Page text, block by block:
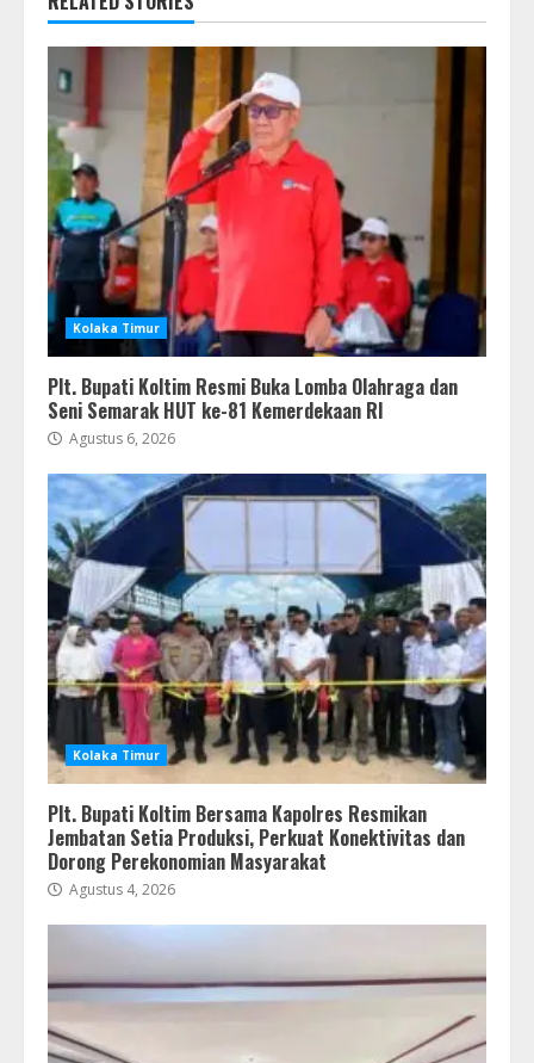
Kolaka Timur
Plt. Bupati Koltim Resmi Buka Lomba Olahraga dan
Seni Semarak HUT ke-81 Kemerdekaan RI
Agustus 6, 2026
Kolaka Timur
Plt. Bupati Koltim Bersama Kapolres Resmikan
Jembatan Setia Produksi, Perkuat Konektivitas dan
Dorong Perekonomian Masyarakat
Agustus 4, 2026